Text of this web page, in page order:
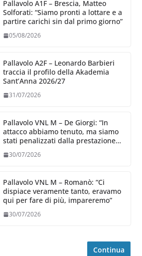
Pallavolo A1F – Brescia, Matteo
Solforati: “Siamo pronti a lottare e a
partire carichi sin dal primo giorno”
05/08/2026
Pallavolo A2F – Leonardo Barbieri
traccia il profilo della Akademia
Sant’Anna 2026/27
31/07/2026
Pallavolo VNL M – De Giorgi: “In
attacco abbiamo tenuto, ma siamo
stati penalizzati dalla prestazione
30/07/2026
Pallavolo VNL M – Romanò: “Ci
dispiace veramente tanto, eravamo
qui per fare di più, impareremo”
30/07/2026
Continua